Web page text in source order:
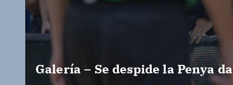
Galería – Se despide la Penya